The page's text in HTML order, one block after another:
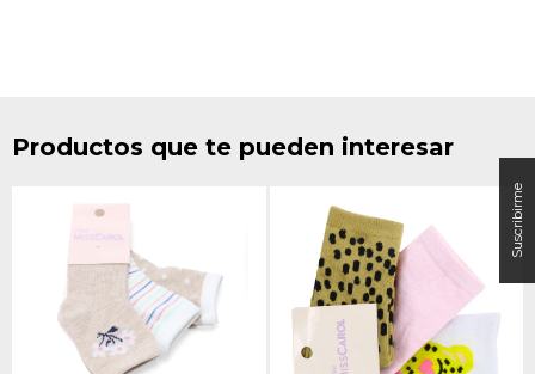
Productos que te pueden interesar